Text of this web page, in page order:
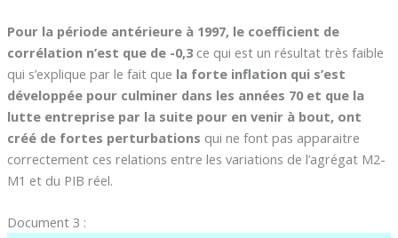
Pour la période antérieure à 1997, le coefficient de
corrélation n’est que de -0,3ce qui est un résultat très faible
qui s’explique par le fait que la forte inflation qui s’est
développée pour culminer dans les années 70 et que la
lutte entreprise par la suite pour en venir à bout, ont
créé de fortes perturbations qui ne font pas apparaitre
correctement ces relations entre les variations de l’agrégat M2-
M1 et du PIB réel.
Document 3 :